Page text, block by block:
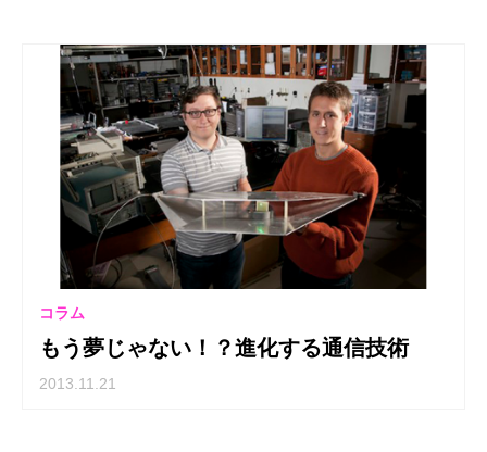
コラム
もう夢じゃない！？進化する通信技術
2013.11.21